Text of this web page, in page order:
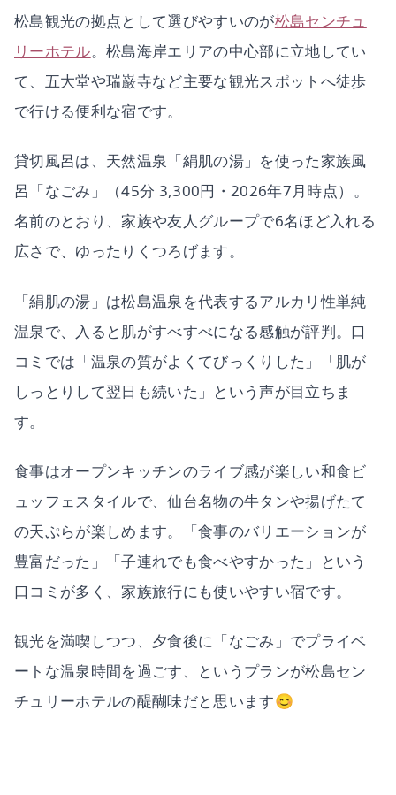
松島観光の拠点として選びやすいのが松島センチュ
リーホテル。松島海岸エリアの中心部に立地してい
て、五大堂や瑞巌寺など主要な観光スポットへ徒歩
で行ける便利な宿です。
貸切風呂は、天然温泉「絹肌の湯」を使った家族風
呂「なごみ」（45分 3,300円・2026年7月時点）。
名前のとおり、家族や友人グループで6名ほど入れる
広さで、ゆったりくつろげます。
「絹肌の湯」は松島温泉を代表するアルカリ性単純
温泉で、入ると肌がすべすべになる感触が評判。口
コミでは「温泉の質がよくてびっくりした」「肌が
しっとりして翌日も続いた」という声が目立ちま
す。
食事はオープンキッチンのライブ感が楽しい和食ビ
ュッフェスタイルで、仙台名物の牛タンや揚げたて
の天ぷらが楽しめます。「食事のバリエーションが
豊富だった」「子連れでも食べやすかった」という
口コミが多く、家族旅行にも使いやすい宿です。
観光を満喫しつつ、夕食後に「なごみ」でプライベ
ートな温泉時間を過ごす、というプランが松島セン
チュリーホテルの醍醐味だと思います😊